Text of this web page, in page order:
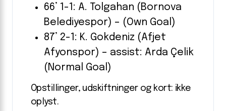
66’ 1-1: A. Tolgahan (Bornova
Belediyespor) – (Own Goal)
87’ 2-1: K. Gokdeniz (Afjet
Afyonspor) – assist: Arda Çelik
(Normal Goal)
Opstillinger, udskiftninger og kort: ikke
oplyst.